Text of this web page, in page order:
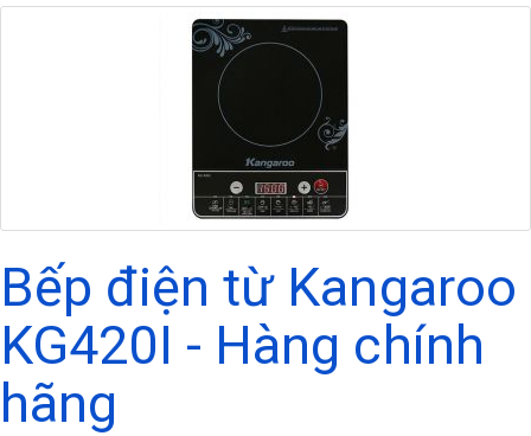
Bếp điện từ Kangaroo
KG420I - Hàng chính
hãng